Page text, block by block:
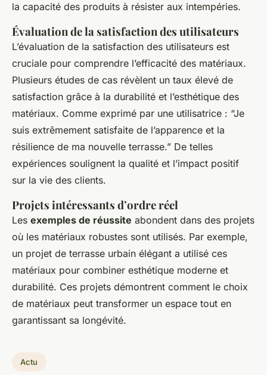
la capacité des produits à résister aux intempéries.
Évaluation de la satisfaction des utilisateurs
L’évaluation de la satisfaction des utilisateurs est
cruciale pour comprendre l’efficacité des matériaux.
Plusieurs études de cas révèlent un taux élevé de
satisfaction grâce à la durabilité et l’esthétique des
matériaux. Comme exprimé par une utilisatrice : “Je
suis extrêmement satisfaite de l’apparence et la
résilience de ma nouvelle terrasse.” De telles
expériences soulignent la qualité et l’impact positif
sur la vie des clients.
Projets intéressants d’ordre réel
Les exemples de réussite abondent dans des projets
où les matériaux robustes sont utilisés. Par exemple,
un projet de terrasse urbain élégant a utilisé ces
matériaux pour combiner esthétique moderne et
durabilité. Ces projets démontrent comment le choix
de matériaux peut transformer un espace tout en
garantissant sa longévité.
Actu